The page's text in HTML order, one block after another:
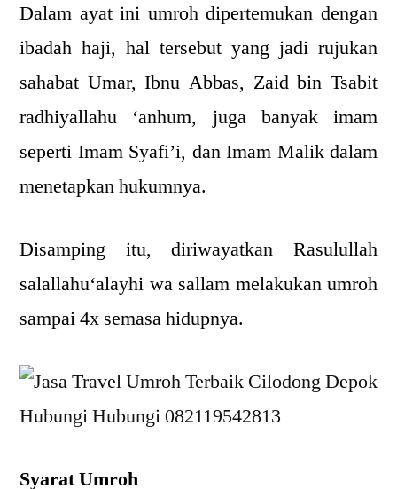
Dalam ayat ini umroh dipertemukan dengan
ibadah haji, hal tersebut yang jadi rujukan
sahabat Umar, Ibnu Abbas, Zaid bin Tsabit
radhiyallahu ‘anhum, juga banyak imam
seperti Imam Syafi’i, dan Imam Malik dalam
menetapkan hukumnya.
Disamping itu, diriwayatkan Rasulullah
salallahu‘alayhi wa sallam melakukan umroh
sampai 4x semasa hidupnya.
Syarat Umroh